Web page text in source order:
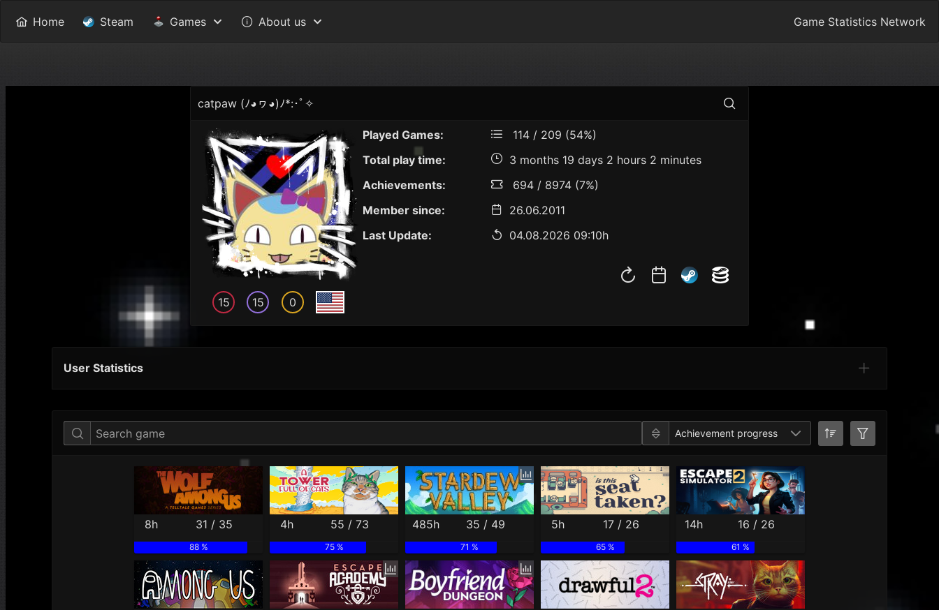
Home Steam Games About us Game Statistics Network
catpaw (ﾉ◕ヮ◕)ﾉ*:･ﾟ✧
15 15 0
Played Games:
114 / 209 (54%)
Total play time:
3 months 19 days 2 hours 2 minutes
Achievements:
694 / 8974 (7%)
Member since:
26.06.2011
Last Update:
04.08.2026 09:10h
User Statistics
Per Year Last Year Last Month Per Month Per Weekday Per Hour Genres Categories
Achievement progress
8h 31 / 35
88 %
4h 55 / 73
75 %
485h 35 / 49
71 %
5h 17 / 26
65 %
14h 16 / 26
61 %